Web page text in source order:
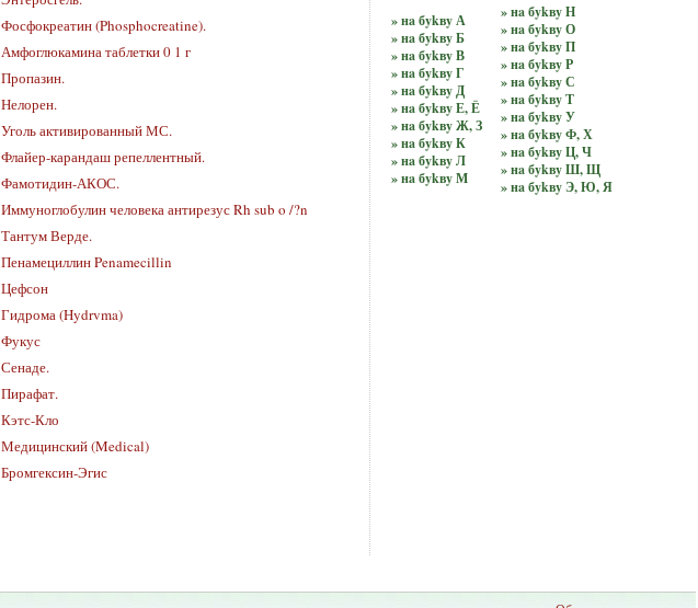
Фосфокреатин (Phosphocreatine).
Амфоглюкамина таблетки 0 1 г
Пропазин.
Нелорен.
Уголь активированный МС.
Флайер-карандаш репеллентный.
Фамотидин-АКОС.
Иммуноглобулин человека антирезус Rh sub o /?n
Тантум Верде.
Пенамециллин Penamecillin
Цефсон
Гидрома (Hydrvma)
Фукус
Сенаде.
Пирафат.
Кэтс-Кло
Медицинский (Medical)
Бромгексин-Эгис
» нa бykвy А
» нa бykвy Б
» нa бykвy В
» нa бykвy Г
» нa бykвy Д
» нa бykвy Е, Ё
» нa бykвy Ж, З
» нa бykвy К
» нa бykвy Л
» нa бykвy М
» нa бykвy Н
» нa бykвy О
» нa бykвy П
» нa бykвy Р
» нa бykвy С
» нa бykвy Т
» нa бykвy У
» нa бykвy Ф, Х
» нa бykвy Ц, Ч
» нa бykвy Ш, Щ
» нa бykвy Э, Ю, Я